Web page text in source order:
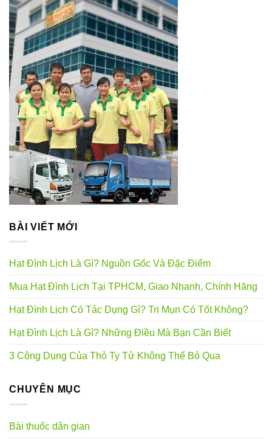
BÀI VIẾT MỚI
Hạt Đình Lịch Là Gì? Nguồn Gốc Và Đặc Điểm
Mua Hạt Đình Lịch Tại TPHCM, Giao Nhanh, Chính Hãng
Hạt Đình Lịch Có Tác Dụng Gì? Trị Mụn Có Tốt Không?
Hạt Đình Lịch Là Gì? Những Điều Mà Bạn Cần Biết
3 Công Dụng Của Thỏ Ty Tử Không Thể Bỏ Qua
CHUYÊN MỤC
Bài thuốc dân gian